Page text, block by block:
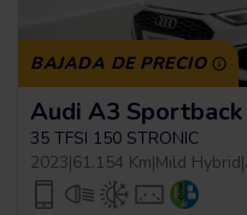
BAJADA DE PRECIO
Audi A3 Sportback
35 TFSI 150 STRONIC
2023|61.154 Km|Mild Hybrid|